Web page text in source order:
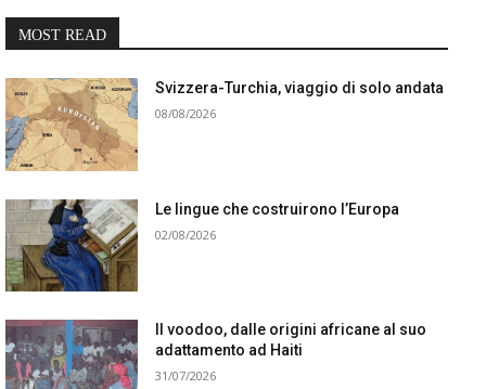
MOST READ
Svizzera-Turchia, viaggio di solo andata
08/08/2026
Le lingue che costruirono l’Europa
02/08/2026
Il voodoo, dalle origini africane al suo
adattamento ad Haiti
31/07/2026